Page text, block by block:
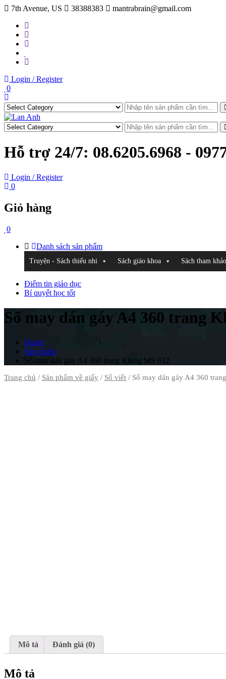
Skip
content
7th Avenue, US 38388383 mantrabrain@gmail.com
Login / Register
0
Hỗ trợ 24/7: 08.6205.6968 -
Login / Register
0
Giỏ hàng
0
Danh sách sản phẩm
Truyện - Sách thiếu nhi Sách giáo khoa Sách tham khảo
Điểm tin giáo dục
Bí quyết học tốt
Sổ may dán gáy A4 360 trang
Home
Sản phẩm
Sổ may dán gáy A4 360 trang Klong MS 932
Trang chủ / Sản phẩm về giấy / Sổ viết / Sổ may dán gáy A4 360
Mô tả
Đánh giá (0)
Mô tả